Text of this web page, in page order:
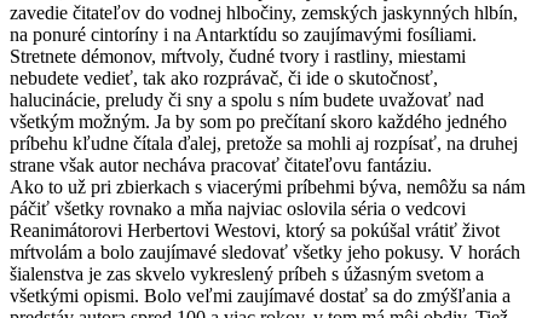
zavedie čitateľov do vodnej hlbočiny, zemských jaskynných hlbín,
na ponuré cintoríny i na Antarktídu so zaujímavými fosíliami.
Stretnete démonov, mŕtvoly, čudné tvory i rastliny, miestami
nebudete vedieť, tak ako rozprávač, či ide o skutočnosť,
halucinácie, preludy či sny a spolu s ním budete uvažovať nad
všetkým možným. Ja by som po prečítaní skoro každého jedného
príbehu kľudne čítala ďalej, pretože sa mohli aj rozpísať, na druhej
strane však autor necháva pracovať čitateľovu fantáziu.
Ako to už pri zbierkach s viacerými príbehmi býva, nemôžu sa nám
páčiť všetky rovnako a mňa najviac oslovila séria o vedcovi
Reanimátorovi Herbertovi Westovi, ktorý sa pokúšal vrátiť život
mŕtvolám a bolo zaujímavé sledovať všetky jeho pokusy. V horách
šialenstva je zas skvelo vykreslený príbeh s úžasným svetom a
všetkými opismi. Bolo veľmi zaujímavé dostať sa do zmýšľania a